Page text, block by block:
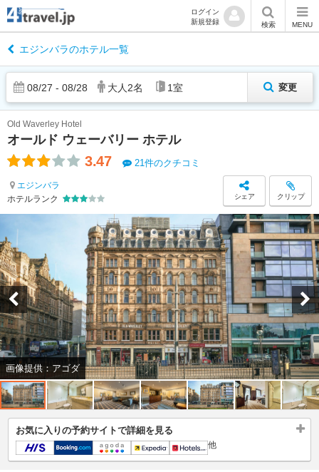
ログイン
新規登録
検索 MENU
エジンバラのホテル一覧
08/27 - 08/28 大人 2名 1室 変更
オールド ウェーバリー ホテル
Old Waverley Hotel
3.47 21件のクチコミ
エジンバラ
ホテルランク
シェア クリップ
画像提供：アゴダ
お気に入りの予約サイトで詳細を見る
他